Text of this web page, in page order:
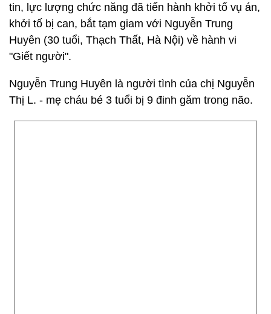
tin, lực lượng chức năng đã tiến hành khởi tố vụ án,
khởi tố bị can, bắt tạm giam với Nguyễn Trung
Huyên (30 tuổi, Thạch Thất, Hà Nội) về hành vi
"Giết người".
Nguyễn Trung Huyên là người tình của chị Nguyễn
Thị L. - mẹ cháu bé 3 tuổi bị 9 đinh găm trong não.